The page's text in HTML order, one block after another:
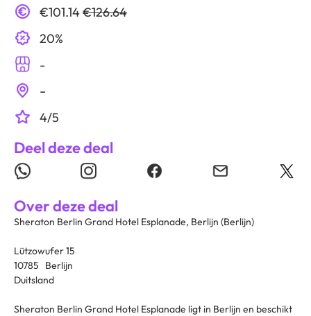
€101.14€126.64
20%
-
-
4/5
Deel deze deal
Over deze deal
Sheraton Berlin Grand Hotel Esplanade, Berlijn (Berlijn)
Lützowufer 15
10785 Berlijn
Duitsland
Sheraton Berlin Grand Hotel Esplanade ligt in Berlijn en beschikt